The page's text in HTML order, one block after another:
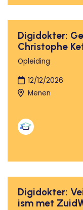
Digidokter:
Christophe
Opleiding
12/12/2026
Menen
Digidokter:
ism met